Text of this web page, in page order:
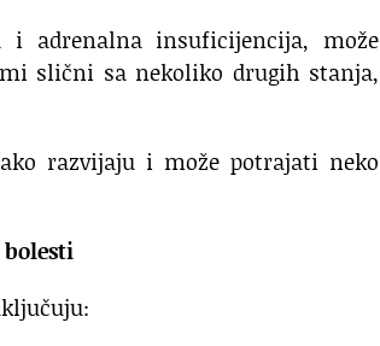
i adrenalna insuficijencija, može
slični sa nekoliko drugih stanja,
razvijaju i može potrajati neko